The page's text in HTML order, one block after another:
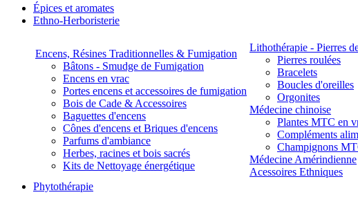
Épices et aromates
Ethno-Herboristerie
Encens, Résines Traditionnelles & Fumigation
Bâtons - Smudge de Fumigation
Encens en vrac
Portes encens et accessoires de fumigation
Bois de Cade & Accessoires
Baguettes d'encens
Cônes d'encens et Briques d'encens
Parfums d'ambiance
Herbes, racines et bois sacrés
Kits de Nettoyage énergétique
Lithothérapie - Pierres
Pierres roulées
Bracelets
Boucles d'oreilles
Orgonites
Médecine chinoise
Plantes MTC en
Compléments
Champignons
Médecine Amérindienne
Acessoires Ethniques
Phytothérapie